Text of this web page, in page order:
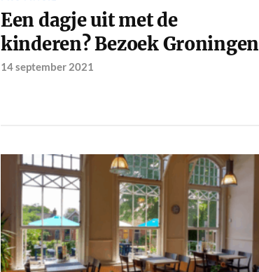
Een dagje uit met de
kinderen? Bezoek Groningen
14 september 2021